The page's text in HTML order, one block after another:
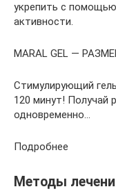
укрепить с
активности.
MARAL GEL —
Стимулирующий
120 минут! Получай
одновременно…
Подробнее
Методы